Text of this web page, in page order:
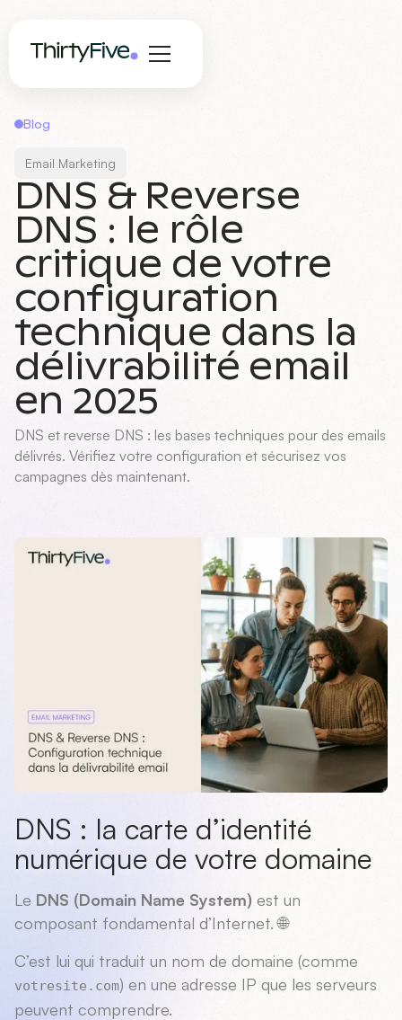
Blog
Email Marketing
DNS & Reverse
DNS : le rôle
critique de votre
configuration
technique dans la
délivrabilité email
en 2025
DNS et reverse DNS : les bases techniques pour des emails
délivrés. Vérifiez votre configuration et sécurisez vos
campagnes dès maintenant.
DNS : la carte d’identité
numérique de votre domaine
Le DNS (Domain Name System) est un
composant fondamental d’Internet. 🌐
C’est lui qui traduit un nom de domaine (comme
votresite.com) en une adresse IP que les serveurs
peuvent comprendre.